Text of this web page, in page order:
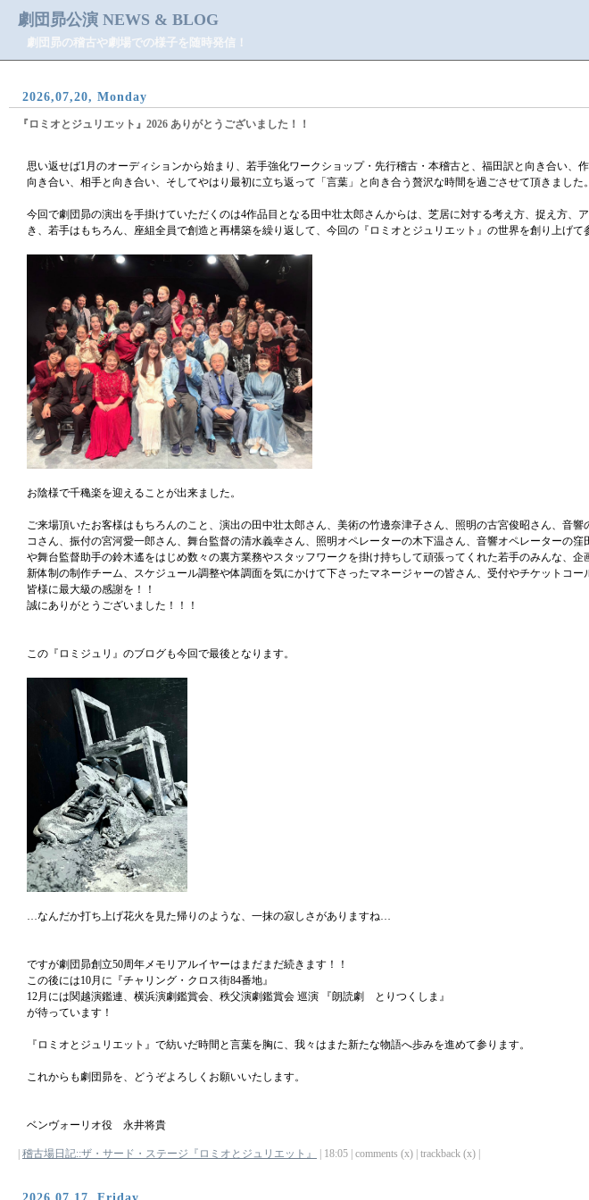
劇団昴公演 NEWS & BLOG
劇団昴の稽古や劇場での様子を随時発信！
2026,07,20, Monday
『ロミオとジュリエット』2026 ありがとうございました！！
思い返せば1月のオーディションから始まり、若手強化ワークショップ・先行稽古・本稽古と、福田訳と向き合い、
向き合い、相手と向き合い、そしてやはり最初に立ち返って「言葉」と向き合う贅沢な時間を過ごさせて頂きました。
今回で劇団昴の演出を手掛けていただくのは4作品目となる田中壮太郎さんからは、芝居に対する考え方、捉え方、
き、若手はもちろん、座組全員で創造と再構築を繰り返して、今回の『ロミオとジュリエット』の世界を創り上げて
お陰様で千穐楽を迎えることが出来ました。
ご来場頂いたお客様はもちろんのこと、演出の田中壮太郎さん、美術の竹邊奈津子さん、照明の古宮俊昭さん、音響
コさん、振付の宮河愛一郎さん、舞台監督の清水義幸さん、照明オペレーターの木下温さん、音響オペレーターの
や舞台監督助手の鈴木遙をはじめ数々の裏方業務やスタッフワークを掛け持ちして頑張ってくれた若手のみんな、
新体制の制作チーム、スケジュール調整や体調面を気にかけて下さったマネージャーの皆さん、受付やチケットコ
皆様に最大級の感謝を！！
誠にありがとうございました！！！
この『ロミジュリ』のブログも今回で最後となります。
…なんだか打ち上げ花火を見た帰りのような、一抹の寂しさがありますね…
ですが劇団昴創立50周年メモリアルイヤーはまだまだ続きます！！
この後には10月に『チャリング・クロス街84番地』
12月には関越演鑑連、横浜演劇鑑賞会、秩父演劇鑑賞会 巡演 『朗読劇 とりつくしま』
が待っています！
『ロミオとジュリエット』で紡いだ時間と言葉を胸に、我々はまた新たな物語へ歩みを進めて参ります。
これからも劇団昴を、どうぞよろしくお願いいたします。
ベンヴォーリオ役 永井将貴
稽古場日記::ザ・サード・ステージ『ロミオとジュリエット』 | 18:05 | comments (x) | trackback (x) |